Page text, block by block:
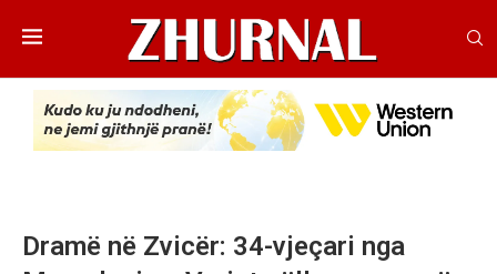
Dramë në Zvicër: 34-vjeçari nga